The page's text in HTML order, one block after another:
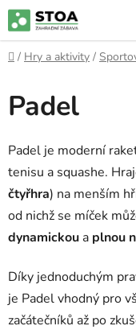
Přejít
na
obsah
Domů
/ Hry a aktivity /
Padel
Padel je moderní
tenisu a squashe.
čtyřhra) na menším
od nichž se míček
dynamickou a plnou
Díky jednoduchým
je Padel vhodný pro
začátečníků až po